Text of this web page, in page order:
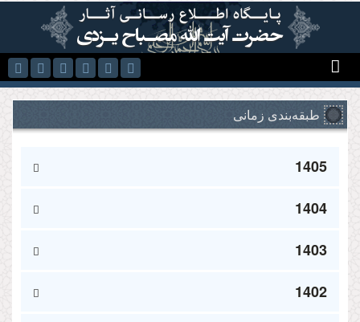
رفتن به محتوای اصلی
طبقه‌بندی زمانی
1405
1404
1403
1402